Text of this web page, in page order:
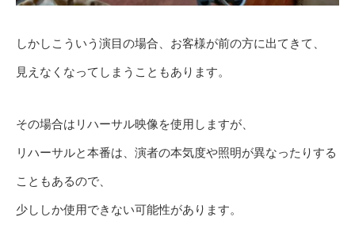
しかしこういう演目の場合、お客様が前の方に出てきて、
見えなくなってしまうこともあります。
その場合はリハーサル映像を使用しますが、
リハーサルと本番は、演者の本気度や照明が異なったりする
こともあるので、
少ししか使用できない可能性があります。